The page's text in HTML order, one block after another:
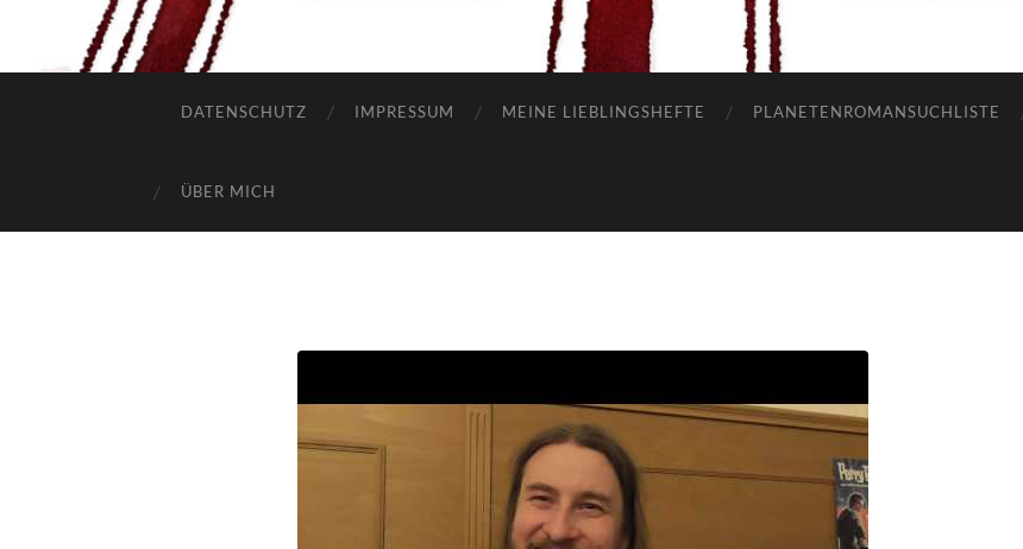
DATENSCHUTZ IMPRESSUM MEINE LIEBLINGSHEFTE PLANETENROMANSUCHLISTE
ÜBER MICH